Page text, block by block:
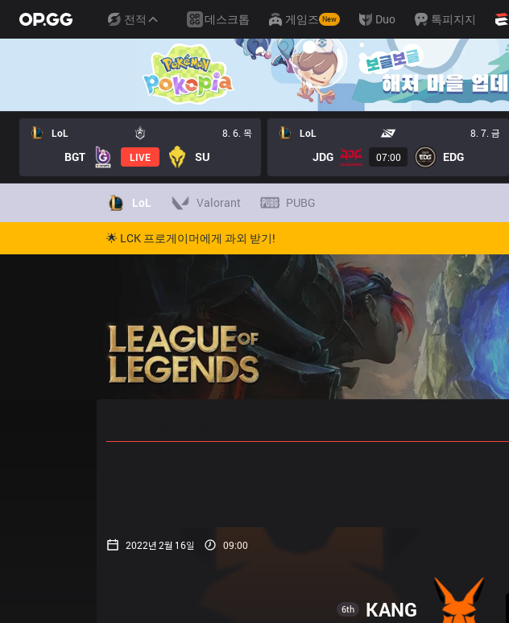
전적 데스크톱 게임즈 New Duo 톡피지지
LoL 8. 6. 목
BGT LIVE SU
LoL 8. 7. 금
JDG 07:00 EDG
LoL Valorant PUBG
🌟 LCK 프로게이머에게 과외 받기!
2022년 2월 16일 09:00
6th KANG